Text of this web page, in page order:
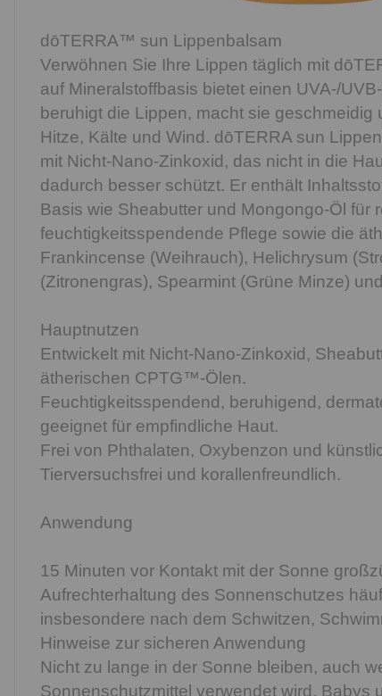
dōTERRA™ sun Lippenbalsam
Verwöhnen Sie Ihre Lippen täglich mit
auf Mineralstoffbasis bietet einen UVA-/
beruhigt die Lippen, macht sie geschmeidig
Hitze, Kälte und Wind. dōTERRA sun
mit Nicht-Nano-Zinkoxid, das nicht in die
dadurch besser schützt. Er enthält
Basis wie Sheabutter und Mongongo-Öl für
feuchtigkeitsspendende Pflege sowie die
Frankincense (Weihrauch), Helichrysum
(Zitronengras), Spearmint (Grüne Minze)
Hauptnutzen
Entwickelt mit Nicht-Nano-Zinkoxid,
ätherischen CPTG™-Ölen.
Feuchtigkeitsspendend, beruhigend,
geeignet für empfindliche Haut.
Frei von Phthalaten, Oxybenzon und
Tierversuchsfrei und korallenfreundlich.
Anwendung
15 Minuten vor Kontakt mit der Sonne
Aufrechterhaltung des Sonnenschutzes
insbesondere nach dem Schwitzen,
Hinweise zur sicheren Anwendung
Nicht zu lange in der Sonne bleiben, auch
Sonnenschutzmittel verwendet wird. Babys